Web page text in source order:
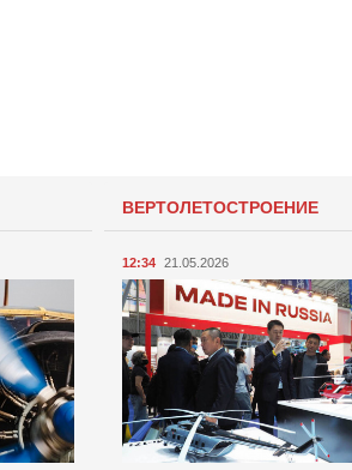
ВЕРТОЛЕТОСТРОЕНИЕ
12:34 21.05.2026